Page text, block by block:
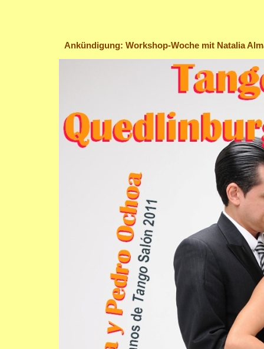
Ankündigung: Workshop-Woche mit Natalia